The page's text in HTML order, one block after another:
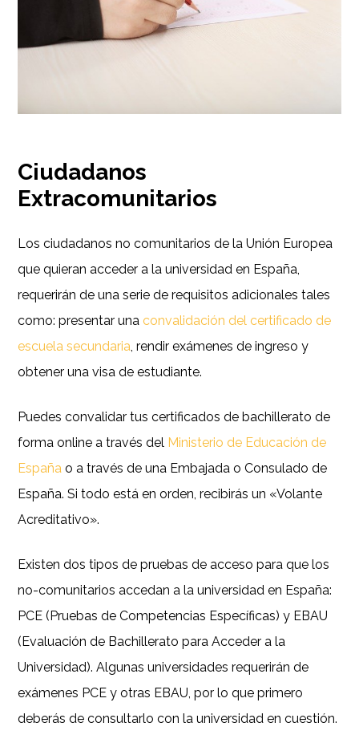
Ciudadanos
Extracomunitarios
Los ciudadanos no comunitarios de la Unión Europea
que quieran acceder a la universidad en España,
requerirán de una serie de requisitos adicionales tales
como: presentar una convalidación del certificado de
escuela secundaria, rendir exámenes de ingreso y
obtener una visa de estudiante.
Puedes convalidar tus certificados de bachillerato de
forma online a través del Ministerio de Educación de
España o a través de una Embajada o Consulado de
España. Si todo está en orden, recibirás un «Volante
Acreditativo».
Existen dos tipos de pruebas de acceso para que los
no-comunitarios accedan a la universidad en España:
PCE (Pruebas de Competencias Específicas) y EBAU
(Evaluación de Bachillerato para Acceder a la
Universidad). Algunas universidades requerirán de
exámenes PCE y otras EBAU, por lo que primero
deberás de consultarlo con la universidad en cuestión.